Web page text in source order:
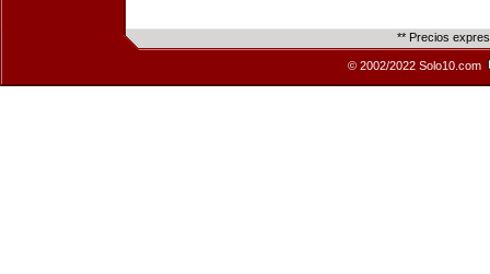
** Precios
© 2002/2022 Solo10.com